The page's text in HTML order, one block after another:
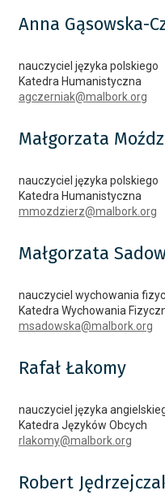
Anna Gąsowska-
nauczyciel języka polskiego
Katedra Humanistyczna
agczerniak@malbork.org
Małgorzata
nauczyciel języka polskiego
Katedra Humanistyczna
mmozdzierz@malbork.org
Małgorzata
nauczyciel wychowania
Katedra Wychowania
msadowska@malbork.org
Rafał Łakomy
nauczyciel języka
Katedra Języków Obcych
rlakomy@malbork.org
Robert